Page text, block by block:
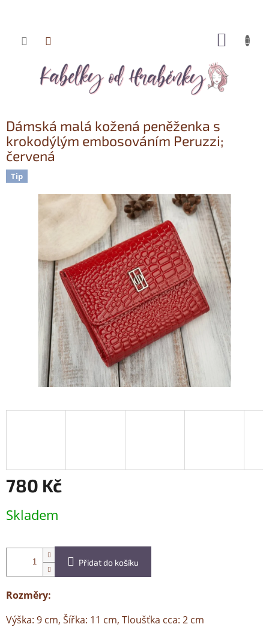
Přejít
Dámská malá kožená peněženka s
krokodýlým embosováním Peruzzi;
červená
Tip
780 Kč
cena:
Skladem
Přidat do košíku
Rozměry:
Výška: 9 cm, Šířka: 11 cm, Tloušťka cca: 2 cm